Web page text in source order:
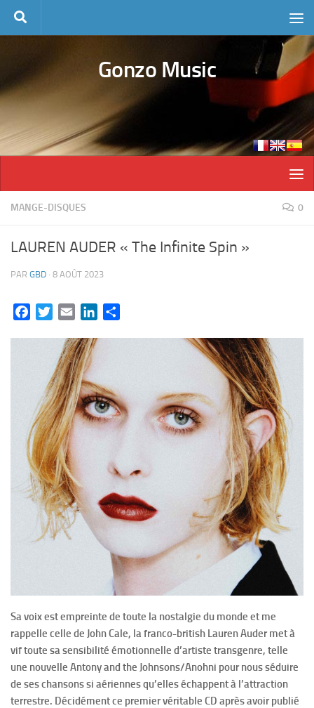
Skip to content
Gonzo Music
MANGE-DISQUES 0
LAUREN AUDER « The Infinite Spin »
PAR GBD · 8 AOÛT 2023
FacebookTwitterEmail LinkedIn
Sa voix est empreinte de toute la nostalgie du monde et me
rappelle celle de John Cale, la franco-british Lauren Auder met à
vif toute sa sensibilité émotionnelle d’artiste transgenre, telle
une nouvelle Antony and the Johnsons/Anohni pour nous séduire
de ses chansons si aériennes qu’elles échappent à l’attraction
terrestre. Décidément ce premier véritable CD après avoir publié